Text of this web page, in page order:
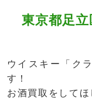
東京都足
ウイスキー「ク
す！
お酒買取をして